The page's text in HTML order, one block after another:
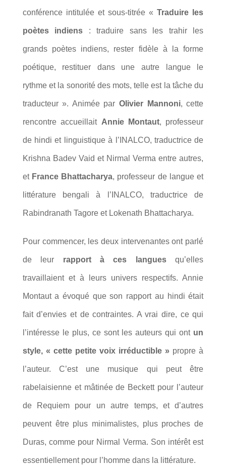
conférence intitulée et sous-titrée «Traduire les
poètes indiens : traduire sans les trahir les
grands poètes indiens, rester fidèle à la forme
poétique, restituer dans une autre langue le
rythme et la sonorité des mots, telle est la tâche du
traducteur ». Animée parOlivier Mannoni, cette
rencontre accueillait Annie Montaut, professeur
de hindi et linguistique à l’INALCO, traductrice de
Krishna Badev Vaid et Nirmal Verma entre autres,
et France Bhattacharya, professeur de langue et
littérature bengali à l’INALCO, traductrice de
Rabindranath Tagore et Lokenath Bhattacharya.
Pour commencer, les deux intervenantes ont parlé
de leur rapport à ces languesqu’elles
travaillaient et à leurs univers respectifs. Annie
Montaut a évoqué que son rapport au hindi était
fait d’envies et de contraintes. A vrai dire, ce qui
l’intéresse le plus, ce sont les auteurs qui ont un
style, « cette petite voix irréductible » propre à
l’auteur. C’est une musique qui peut être
rabelaisienne et mâtinée de Beckett pour l’auteur
de Requiem pour un autre temps, et d’autres
peuvent être plus minimalistes, plus proches de
Duras, comme pour Nirmal Verma. Son intérêt est
essentiellement pour l’homme dans la littérature.